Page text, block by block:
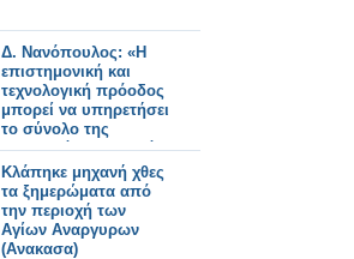
Δ. Νανόπουλος: «Η
επιστημονική και
τεχνολογική πρόοδος
μπορεί να υπηρετήσει
το σύνολο της
ανθρωπότητας και όχι
μια μικρή ελίτ»
Κλάπηκε μηχανή χθες
τα ξημερώματα από
την περιοχή των
Αγίων Αναργυρων
(Ανακασα)